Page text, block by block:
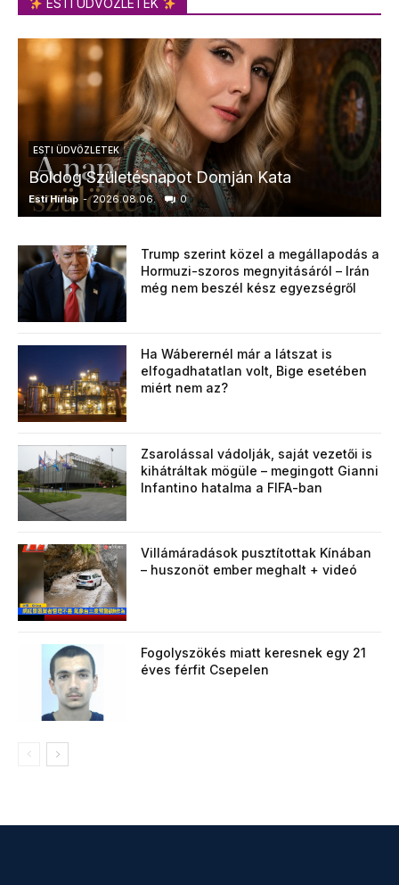
ESTI ÜDVÖZLETEK
ESTI ÜDVÖZLETEK
Boldog Születésnapot Domján Kata
Esti Hírlap - 2026.08.06. 0
Trump szerint közel a megállapodás a
Hormuzi-szoros megnyitásáról – Irán
még nem beszél kész egyezségről
Ha Wáberernél már a látszat is
elfogadhatatlan volt, Bige esetében
miért nem az?
Zsarolással vádolják, saját vezetői is
kihátráltak mögüle – megingott Gianni
Infantino hatalma a FIFA-ban
Villámáradások pusztítottak Kínában
– huszonöt ember meghalt + videó
Fogolyszökés miatt keresnek egy 21
éves férfit Csepelen